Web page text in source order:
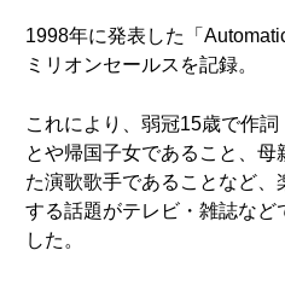
1998年に発表した「
ミリオンセールスを記録。
これにより、弱冠15歳で作
とや帰国子女であること、母
た演歌歌手であることなど、
する話題がテレビ・雑誌など
した。